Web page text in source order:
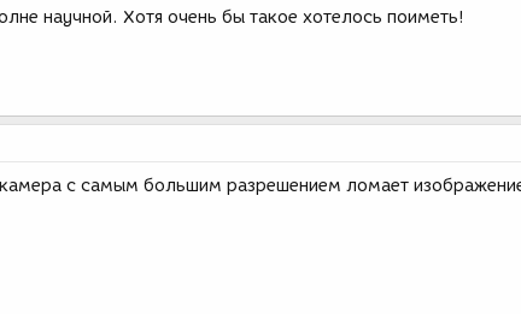
научной. Хотя очень бы такое хотелось поиметь!
с самым большим разрешением ломает